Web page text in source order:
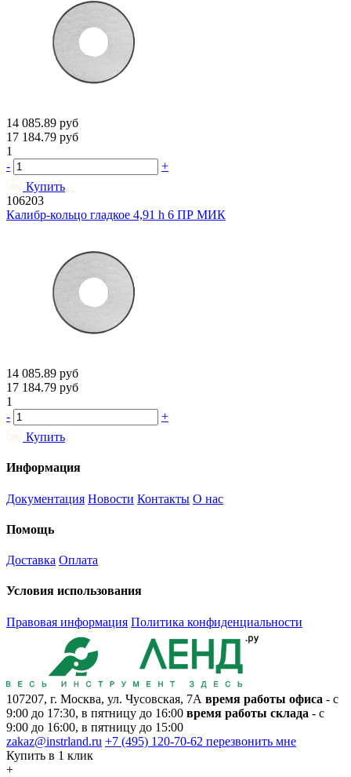
14 085.89 руб
17 184.79 руб
1
-
+
Купить
106203
Калибр-кольцо гладкое 4,91 h 6 ПР МИК
14 085.89 руб
17 184.79 руб
1
-
+
Купить
Информация
Документация Новости Контакты О нас
Помощь
Доставка Оплата
Условия использования
Правовая информация Политика конфиденциальности
107207, г. Москва, ул. Чусовская, 7А время работы офиса - с
9:00 до 17:30, в пятницу до 16:00 время работы склада - с
9:00 до 16:00, в пятницу до 15:00
zakaz@instrland.ru +7 (495) 120-70-62 перезвонить мне
Купить в 1 клик
+